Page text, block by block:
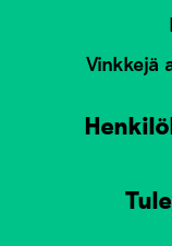
Vinkkejä